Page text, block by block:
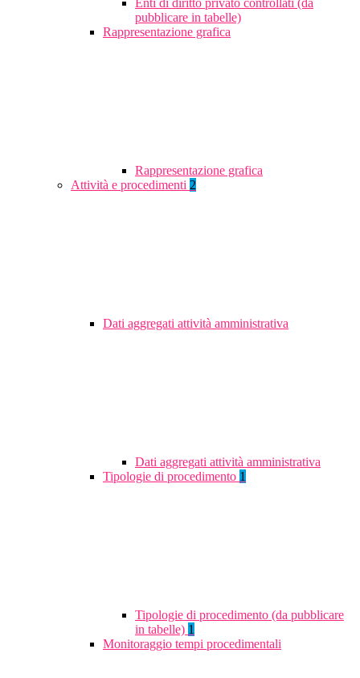
Enti di diritto privato controllati (da
pubblicare in tabelle)
Rappresentazione grafica
Rappresentazione grafica
Attività e procedimenti 2
Dati aggregati attività amministrativa
Dati aggregati attività amministrativa
Tipologie di procedimento 1
Tipologie di procedimento (da pubblicare
in tabelle) 1
Monitoraggio tempi procedimentali